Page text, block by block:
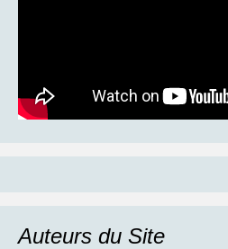
Auteurs du Site